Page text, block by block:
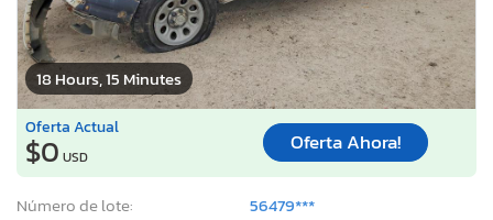
18 Hours, 15 Minutes
Oferta Actual
$0 USD
Oferta Ahora!
Número de lote:
56479***